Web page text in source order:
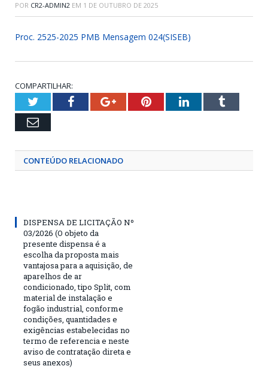
POR CR2-ADMIN2 EM 1 DE OUTUBRO DE 2025
Proc. 2525-2025 PMB Mensagem 024(SISEB)
COMPARTILHAR:
TwitterFacebookGoogle+PinterestLinkedInTumblr
Email
CONTEÚDO RELACIONADO
DISPENSA DE LICITAÇÃO Nº
03/2026 (O objeto da
presente dispensa é a
escolha da proposta mais
vantajosa para a aquisição, de
aparelhos de ar
condicionado, tipo Split, com
material de instalação e
fogão industrial, conforme
condições, quantidades e
exigências estabelecidas no
termo de referencia e neste
aviso de contratação direta e
seus anexos)